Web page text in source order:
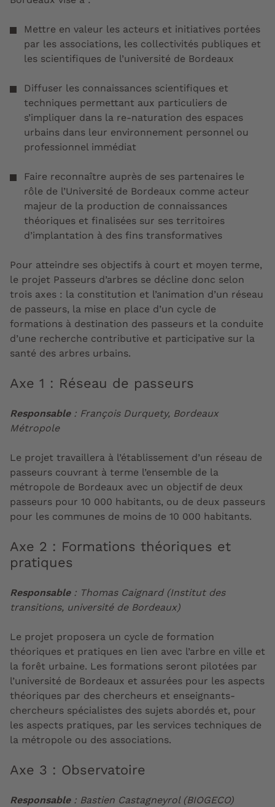
Mettre en valeur les acteurs et initiatives portées
par les associations, les collectivités publiques et
les scientifiques de l’université de Bordeaux
Diffuser les connaissances scientifiques et
techniques permettant aux particuliers de
s’impliquer dans la re-naturation des espaces
urbains dans leur environnement personnel ou
professionnel immédiat
Faire reconnaître auprès de ses partenaires le
rôle de l’Université de Bordeaux comme acteur
majeur de la production de connaissances
théoriques et finalisées sur ses territoires
d’implantation à des fins transformatives
Pour atteindre ses objectifs à court et moyen terme,
le projet Passeurs d’arbres se décline donc selon
trois axes : la constitution et l’animation d’un réseau
de passeurs, la mise en place d’un cycle de
formations à destination des passeurs et la conduite
d’une recherche contributive et participative sur la
santé des arbres urbains.
Axe 1 : Réseau de passeurs
Responsable : François Durquety, Bordeaux
Métropole
Le projet travaillera à l’établissement d’un réseau de
passeurs couvrant à terme l’ensemble de la
métropole de Bordeaux avec un objectif de deux
passeurs pour 10 000 habitants, ou de deux passeurs
pour les communes de moins de 10 000 habitants.
Axe 2 : Formations théoriques et
pratiques
Responsable : Thomas Caignard (Institut des
transitions, université de Bordeaux)
Le projet proposera un cycle de formation
théoriques et pratiques en lien avec l’arbre en ville et
la forêt urbaine. Les formations seront pilotées par
l’université de Bordeaux et assurées pour les aspects
théoriques par des chercheurs et enseignants-
chercheurs spécialistes des sujets abordés et, pour
les aspects pratiques, par les services techniques de
la métropole ou des associations.
Axe 3 : Observatoire
Responsable : Bastien Castagneyrol (BIOGECO)